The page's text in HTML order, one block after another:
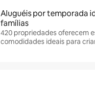
Aluguéis por temporada
famílias
420 propriedades oferecem
comodidades ideais para